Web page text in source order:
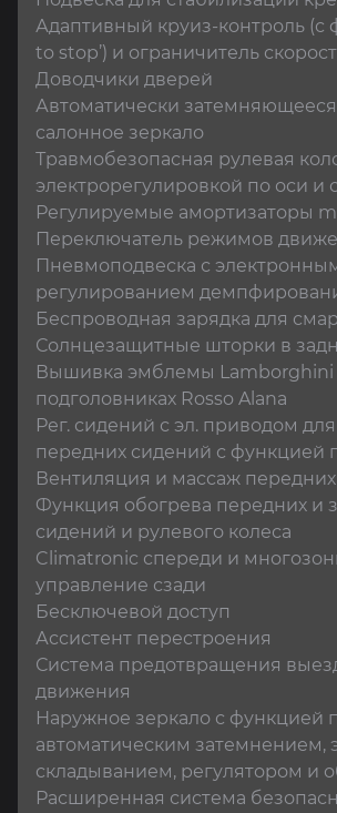
Адаптивный круиз-контроль (с
to stop’) и ограничитель
Доводчики дверей
Автоматически
салонное зеркало
Травмобезопасная рулевая
электрорегулировкой по оси и
Регулируемые амортизаторы
Переключатель режимов
Пневмоподвеска с
регулированием
Беспроводная зарядка для
Солнцезащитные шторки в
Вышивка эмблемы Lamborghini
подголовниках Rosso Alana
Рег. сидений с эл. приводом
передних сидений с функцией
Вентиляция и массаж
Функция обогрева передних и
сидений и рулевого колеса
Climatronic спереди и
управление сзади
Бесключевой доступ
Ассистент перестроения
Система предотвращения
движения
Наружное зеркало с функцией
автоматическим затемнением,
складыванием, регулятором и
Расширенная система